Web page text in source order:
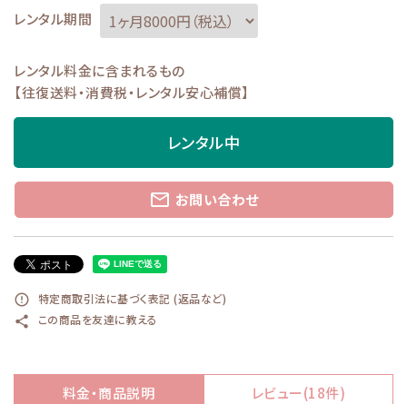
レンタル期間
レンタル料金に含まれるもの
【往復送料・消費税・レンタル安心補償】
レンタル中
mail_outline お問い合わせ
error_outline 特定商取引法に基づく表記 (返品など)
share この商品を友達に教える
料金・商品説明 レビュー(18件)